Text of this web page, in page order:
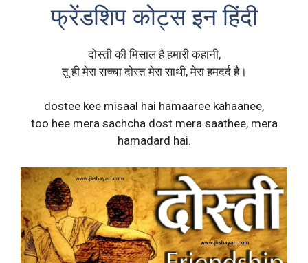
फ्रेंडशिप कोट्स इन हिंदी
दोस्ती की मिसाल है हमारी कहानी,
तू ही मेरा सच्चा दोस्त मेरा साथी, मेरा हमदर्द है।
dostee kee misaal hai hamaaree kahaanee,
too hee mera sachcha dost mera saathee, mera
hamadard hai.